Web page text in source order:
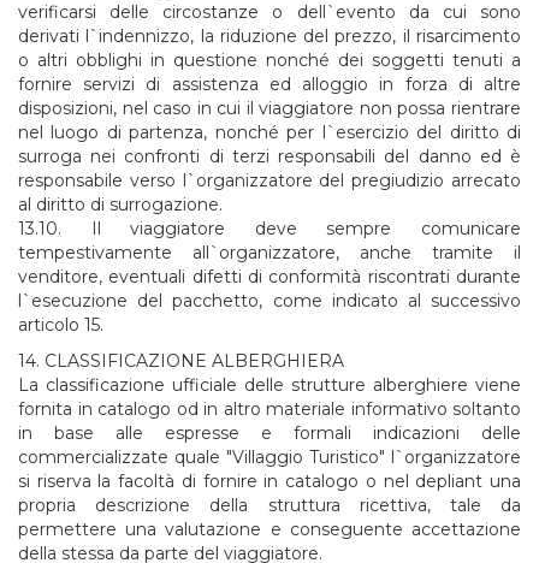
verificarsi delle circostanze o dell`evento da cui sono
derivati l`indennizzo, la riduzione del prezzo, il risarcimento
o altri obblighi in questione nonché dei soggetti tenuti a
fornire servizi di assistenza ed alloggio in forza di altre
disposizioni, nel caso in cui il viaggiatore non possa rientrare
nel luogo di partenza, nonché per l`esercizio del diritto di
surroga nei confronti di terzi responsabili del danno ed è
responsabile verso l`organizzatore del pregiudizio arrecato
al diritto di surrogazione.
13.10. Il viaggiatore deve sempre comunicare
tempestivamente all`organizzatore, anche tramite il
venditore, eventuali difetti di conformità riscontrati durante
l`esecuzione del pacchetto, come indicato al successivo
articolo 15.
14. CLASSIFICAZIONE ALBERGHIERA
La classificazione ufficiale delle strutture alberghiere viene
fornita in catalogo od in altro materiale informativo soltanto
in base alle espresse e formali indicazioni delle
commercializzate quale "Villaggio Turistico" l`organizzatore
si riserva la facoltà di fornire in catalogo o nel depliant una
propria descrizione della struttura ricettiva, tale da
permettere una valutazione e conseguente accettazione
della stessa da parte del viaggiatore.